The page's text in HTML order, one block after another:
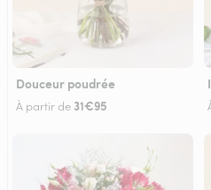
Douceur poudrée
À partir de 31€95